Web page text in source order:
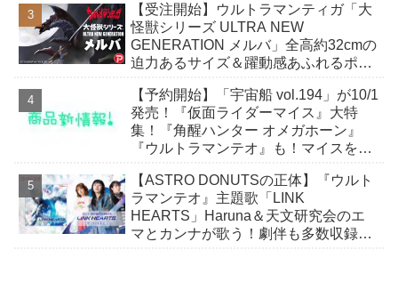
【受注開始】ウルトラマンティガ「大
怪獣シリーズ ULTRA NEW
GENERATION メルバ」全高約32cmの
迫力あるサイズ＆躍動感あふれるポー
【予約開始】「宇宙船 vol.194」が10/1
発売！『仮面ライダーマイス』大特
集！『角醒ハンター オメガホーン』
『ウルトラマンテオ』も！マイスをよ
【ASTRO DONUTSの正体】『ウルト
ラマンテオ』主題歌「LINK
HEARTS」Haruna＆天文研究会のエ
マとカンナが歌う！劇伴も多数収録し